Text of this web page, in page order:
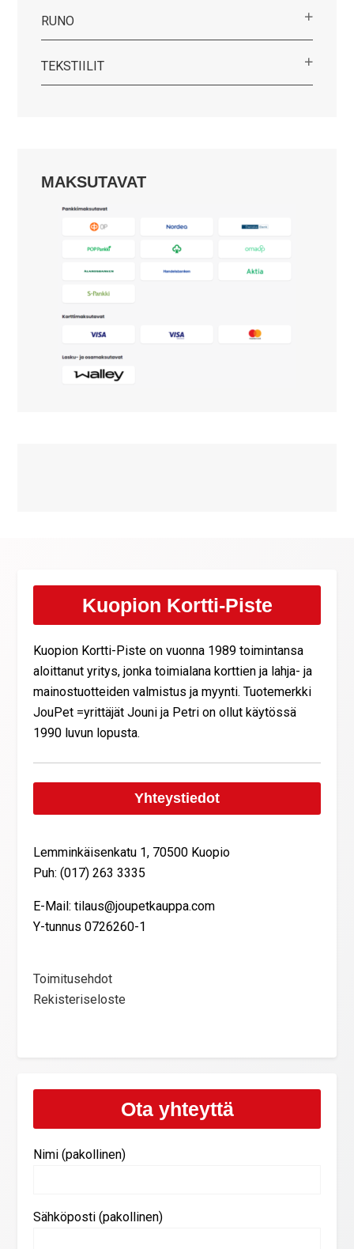
RUNO
TEKSTIILIT
MAKSUTAVAT
Kuopion Kortti-Piste
Kuopion Kortti-Piste on vuonna 1989 toimintansa
aloittanut yritys, jonka toimialana korttien ja lahja- ja
mainostuotteiden valmistus ja myynti. Tuotemerkki
JouPet =yrittäjät Jouni ja Petri on ollut käytössä
1990 luvun lopusta.
Yhteystiedot
Lemminkäisenkatu 1, 70500 Kuopio
Puh: (017) 263 3335
E-Mail: tilaus@joupetkauppa.com
Y-tunnus 0726260-1
Toimitusehdot
Rekisteriseloste
Ota yhteyttä
Nimi (pakollinen)
Sähköposti (pakollinen)